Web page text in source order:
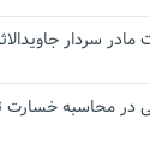
سردار
در محاسبه خسارت